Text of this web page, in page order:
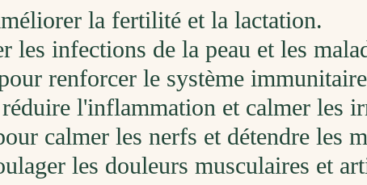
la fertilité et la lactation.
infections de la peau et les
renforcer le système
l'inflammation et calmer les
calmer les nerfs et détendre les
les douleurs musculaires et